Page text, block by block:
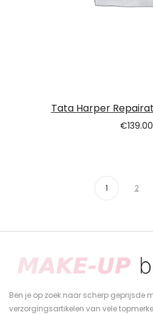
Tata Harper
€139.00
1 2
Ben je op zoek naar scherp geprijsde
verzorgingsartikelen van vele